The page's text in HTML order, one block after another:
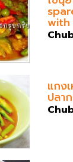
with
แกง
ปลา